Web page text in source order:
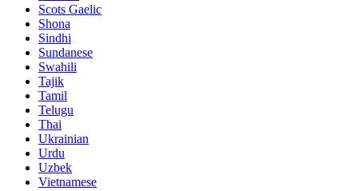
Scots Gaelic
Shona
Sindhi
Sundanese
Swahili
Tajik
Tamil
Telugu
Thai
Ukrainian
Urdu
Uzbek
Vietnamese